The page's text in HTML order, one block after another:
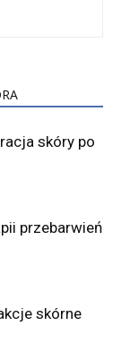
skóry po
przebarwień
skórne